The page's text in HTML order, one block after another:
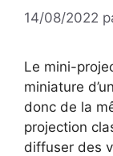
14/08/2022
Le mini-
miniature
donc de la
projection
diffuser des